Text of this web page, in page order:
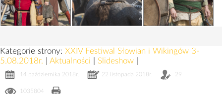
Kategorie strony: XXIV Festiwal Słowian i Wikingów 3-
5.08.2018r.
Aktualności Slideshow
14 października 2018r. 22 listopada 2018r. 29
1035804